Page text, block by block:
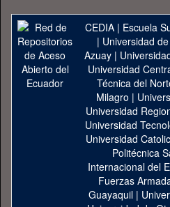
CEDIA| Escuela
| Universidad
Azuay|
Universidad
Técnica del
Milagro |
Universidad
Universidad
Universidad
Politécnica
Internacional del
Fuerzas
Guayaquil|